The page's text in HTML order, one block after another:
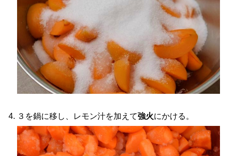
３を鍋に移し、レモン汁を加えて強火にかける。